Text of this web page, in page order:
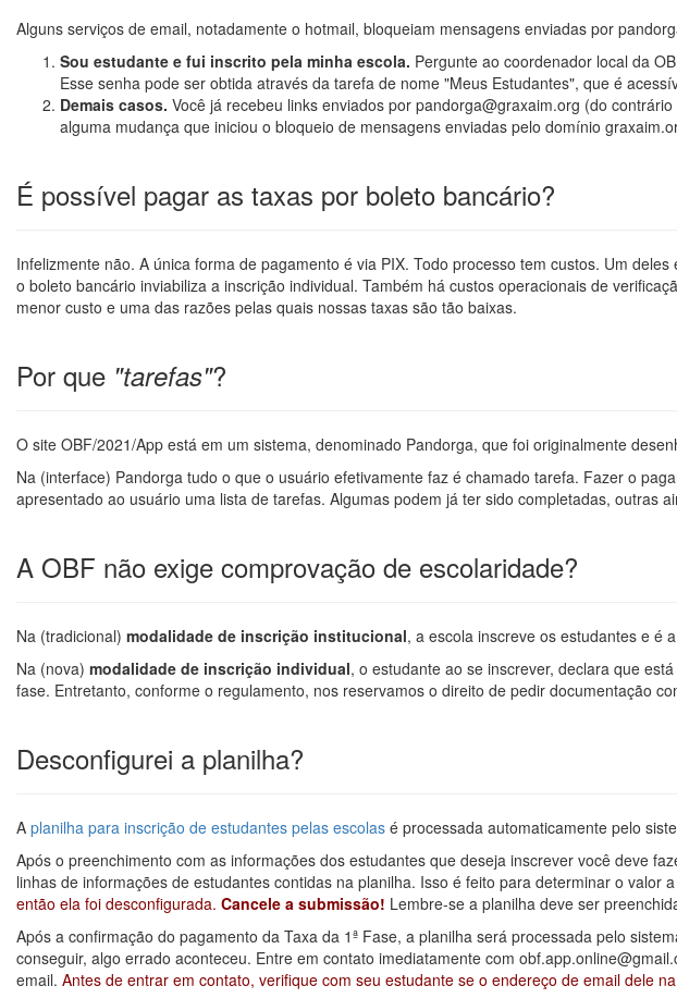
Alguns serviços de email, notadamente o hotmail, bloqueiam mensagens enviadas por
Sou estudante e fui inscrito pela minha escola. Pergunte ao coordenador local da
Esse senha pode ser obtida através da tarefa de nome "Meus Estudantes", que é
Demais casos. Você já recebeu links enviados por pandorga@graxaim.org (do
alguma mudança que iniciou o bloqueio de mensagens enviadas pelo domínio
É possível pagar as taxas por boleto bancário?
Infelizmente não. A única forma de pagamento é via PIX. Todo processo tem custos. Um
o boleto bancário inviabiliza a inscrição individual. Também há custos operacionais de
menor custo e uma das razões pelas quais nossas taxas são tão baixas.
Por que "tarefas"?
O site OBF/2021/App está em um sistema, denominado Pandorga, que foi originalmente
Na (interface) Pandorga tudo o que o usuário efetivamente faz é chamado tarefa. Fazer o
apresentado ao usuário uma lista de tarefas. Algumas podem já ter sido completadas, outras
A OBF não exige comprovação de escolaridade?
Na (tradicional) modalidade de inscrição institucional, a escola inscreve os estudantes e é
Na (nova) modalidade de inscrição individual, o estudante ao se inscrever, declara que
fase. Entretanto, conforme o regulamento, nos reservamos o direito de pedir documentação
Desconfigurei a planilha?
A planilha para inscrição de estudantes pelas escolas é processada automaticamente pelo
Após o preenchimento com as informações dos estudantes que deseja inscrever você deve
linhas de informações de estudantes contidas na planilha. Isso é feito para determinar o valor
então ela foi desconfigurada. Cancele a submissão! Lembre-se a planilha deve ser
Após a confirmação do pagamento da Taxa da 1ª Fase, a planilha será processada pelo
conseguir, algo errado aconteceu. Entre em contato imediatamente com
email. Antes de entrar em contato, verifique com seu estudante se o endereço de email dele